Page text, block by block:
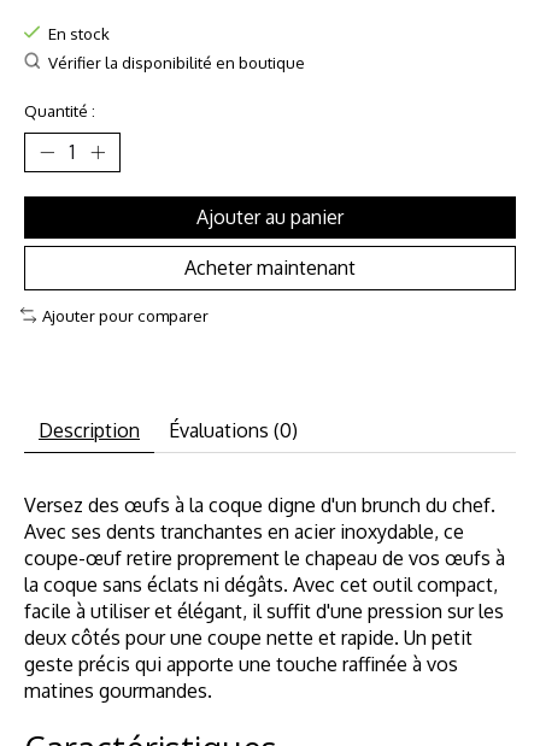
En stock
Vérifier la disponibilité en boutique
Quantité :
Ajouter au panier
Acheter maintenant
Ajouter pour comparer
Description Évaluations (0)
Versez des œufs à la coque digne d'un brunch du chef.
Avec ses dents tranchantes en acier inoxydable, ce
coupe-œuf retire proprement le chapeau de vos œufs à
la coque sans éclats ni dégâts. Avec cet outil compact,
facile à utiliser et élégant, il suffit d'une pression sur les
deux côtés pour une coupe nette et rapide. Un petit
geste précis qui apporte une touche raffinée à vos
matines gourmandes.